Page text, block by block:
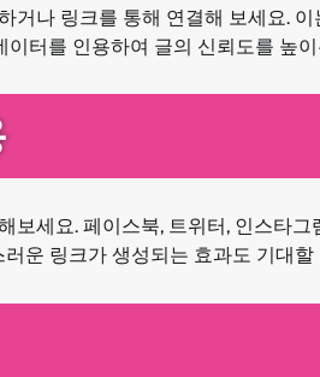
거나 링크를 통해 연결해 보세요.
터를 인용하여 글의 신뢰도를 높
보세요. 페이스북, 트위터, 인스타
운 링크가 생성되는 효과도 기대할